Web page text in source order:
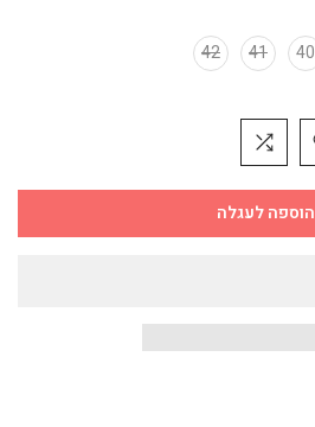
40
41
42
הוספה לעגלה